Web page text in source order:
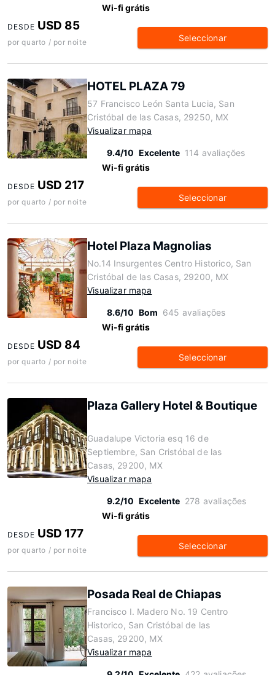
Wi-fi grátis
DESDE USD 85
por quarto / por noite Seleccionar
HOTEL PLAZA 79
57 Francisco León Santa Lucia, San
Cristóbal de las Casas, 29250, MX
Visualizar mapa
9.4/10 Excelente 114 avaliações
Wi-fi grátis
DESDE USD 217
por quarto / por noite Seleccionar
Hotel Plaza Magnolias
No.14 Insurgentes Centro Historico, San
Cristóbal de las Casas, 29200, MX
Visualizar mapa
8.6/10 Bom 645 avaliações
Wi-fi grátis
DESDE USD 84
por quarto / por noite Seleccionar
Plaza Gallery Hotel & Boutique
Guadalupe Victoria esq 16 de
Septiembre, San Cristóbal de las
Casas, 29200, MX
Visualizar mapa
9.2/10 Excelente 278 avaliações
Wi-fi grátis
DESDE USD 177
por quarto / por noite Seleccionar
Posada Real de Chiapas
Francisco I. Madero No. 19 Centro
Historico, San Cristóbal de las
Casas, 29200, MX
Visualizar mapa